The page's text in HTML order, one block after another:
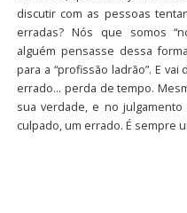
discutir com as pessoas
erradas? Nós que somos
alguém pensasse dessa
para a “profissão ladrão”. E
errado… perda de tempo.
sua verdade, e no
culpado, um errado. É sempre